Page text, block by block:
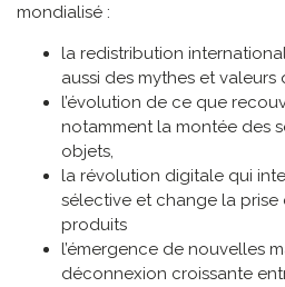
mondialisé :
la redistribution
aussi des mythes et valeurs
l’évolution de ce que
notamment la montée des
objets,
la révolution digitale qui
sélective et change la
produits
l’émergence de nouvelles
déconnexion croissante